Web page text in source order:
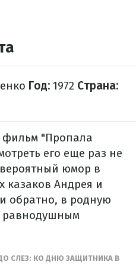
Год: 1972 Страна:
фильм "Пропала
его еще раз не
юмор в
казаков Андрея и
и обратно, в родную
равнодушным
СЛЕЗ: КО ДНЮ ЗАЩИТНИКА В